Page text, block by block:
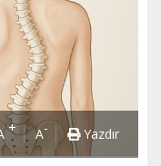
+ A- Yazdır